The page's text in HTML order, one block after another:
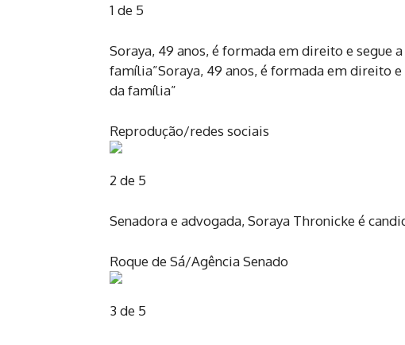
1 de 5
Soraya, 49 anos, é formada em direito e segue
família”Soraya, 49 anos, é formada em direito
da família”
Reprodução/redes sociais
2 de 5
Senadora e advogada, Soraya Thronicke é
Roque de Sá/Agência Senado
3 de 5